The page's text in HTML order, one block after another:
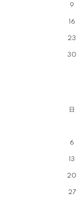
9
16
23
30
日
6
13
20
27